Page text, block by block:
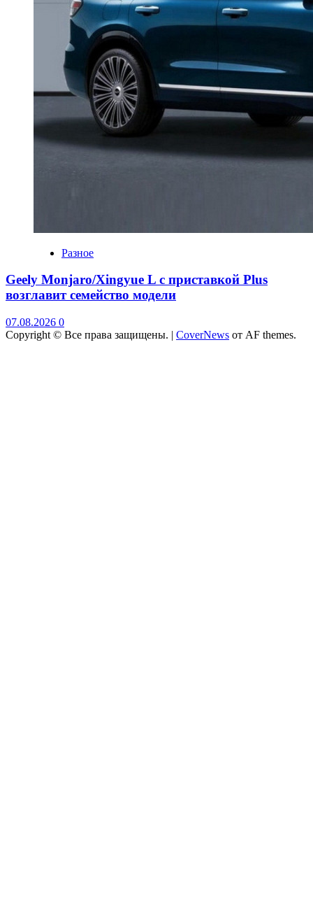
Разное
Geely Monjaro/Xingyue L с приставкой Plus
возглавит семейство модели
07.08.2026 0
Copyright © Все права защищены. | CoverNews от AF themes.